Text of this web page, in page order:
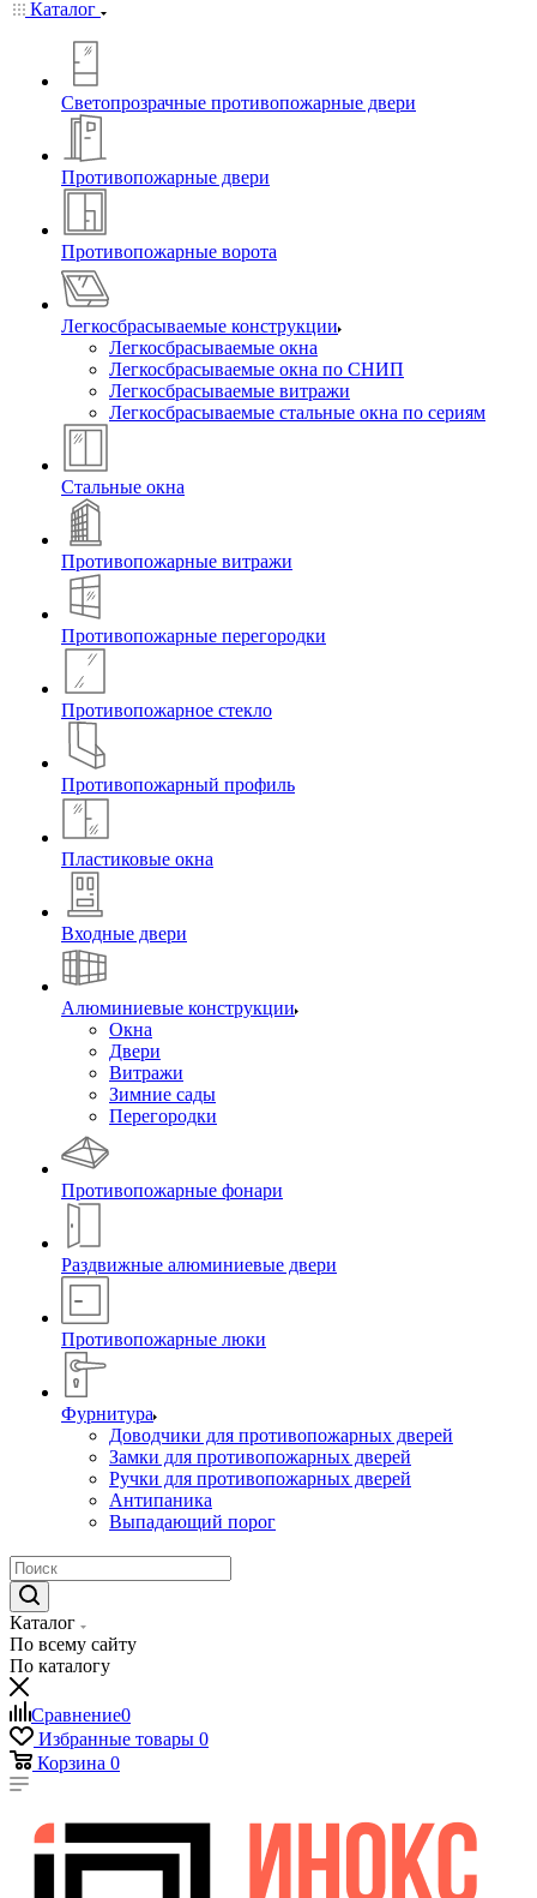
Каталог
Светопрозрачные противопожарные двери
Противопожарные двери
Противопожарные ворота
Легкосбрасываемые конструкции
Легкосбрасываемые окна
Легкосбрасываемые окна по СНИП
Легкосбрасываемые витражи
Легкосбрасываемые стальные окна по сериям
Стальные окна
Противопожарные витражи
Противопожарные перегородки
Противопожарное стекло
Противопожарный профиль
Пластиковые окна
Входные двери
Алюминиевые конструкции
Окна
Двери
Витражи
Зимние сады
Перегородки
Противопожарные фонари
Раздвижные алюминиевые двери
Противопожарные люки
Фурнитура
Доводчики для противопожарных дверей
Замки для противопожарных дверей
Ручки для противопожарных дверей
Антипаника
Выпадающий порог
Каталог
По всему сайту
По каталогу
Сравнение0
Избранные товары 0
Корзина 0